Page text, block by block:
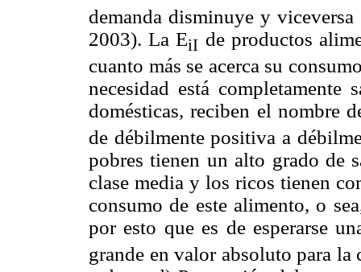
demanda disminuye y
2003). La EiI de productos
cuanto más se acerca su
necesidad está completamente
domésticas, reciben el nombre
de débilmente positiva a
pobres tienen un alto grado de
clase media y los ricos tienen
consumo de este alimento, o
por esto que es de esperarse
grande en valor absoluto para la